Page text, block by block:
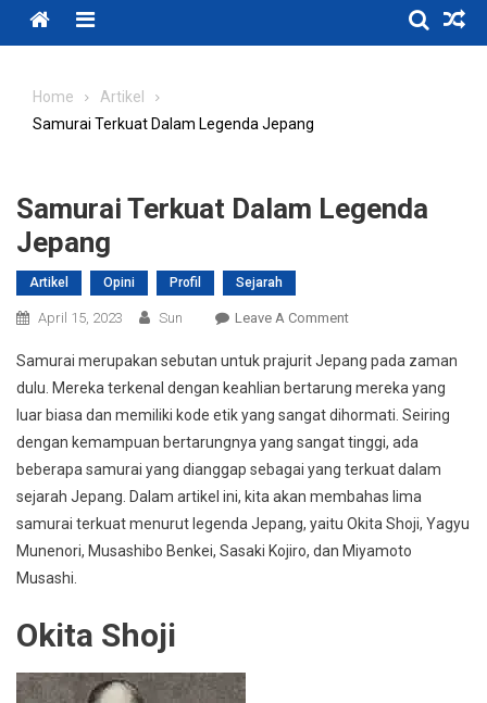
Menu
Home
Artikel
Samurai Terkuat Dalam Legenda Jepang
Samurai Terkuat Dalam Legenda
Jepang
Artikel Opini Profil Sejarah
April 15, 2023 Sun Leave A CommentOn
Terkuat
Dalam
Legenda
Jepang
Samurai merupakan sebutan untuk prajurit Jepang pada zaman
dulu. Mereka terkenal dengan keahlian bertarung mereka yang
luar biasa dan memiliki kode etik yang sangat dihormati. Seiring
dengan kemampuan bertarungnya yang sangat tinggi, ada
beberapa samurai yang dianggap sebagai yang terkuat dalam
sejarah Jepang. Dalam artikel ini, kita akan membahas lima
samurai terkuat menurut legenda Jepang, yaitu Okita Shoji, Yagyu
Munenori, Musashibo Benkei, Sasaki Kojiro, dan Miyamoto
Musashi.
Okita Shoji